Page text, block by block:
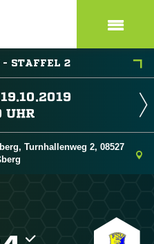
- STAFFEL 2

Turnhallenweg 2, 08527